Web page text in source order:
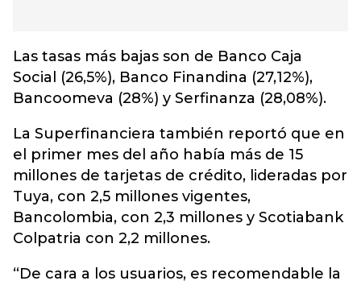
Las tasas más bajas son de Banco Caja
Social (26,5%), Banco Finandina (27,12%),
Bancoomeva (28%) y Serfinanza (28,08%).
La Superfinanciera también reportó que en
el primer mes del año había más de 15
millones de tarjetas de crédito, lideradas por
Tuya, con 2,5 millones vigentes,
Bancolombia, con 2,3 millones y Scotiabank
Colpatria con 2,2 millones.
“De cara a los usuarios, es recomendable la